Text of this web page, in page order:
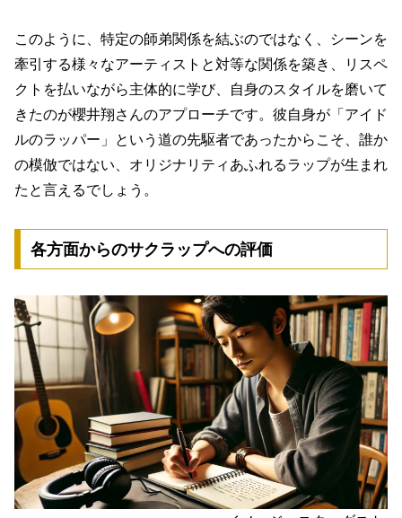
このように、特定の師弟関係を結ぶのではなく、
シーンを
牽引する様々なアーティストと対等な関係を築き、リスペ
クトを払いながら主体的に学び、自身のスタイルを磨いて
きたのが櫻井翔さんのアプローチです。彼自身が「アイド
ルのラッパー」という道の先駆者であったからこそ、誰か
の模倣ではない、オリジナリティあふれるラップが生まれ
たと言えるでしょう。
各方面からのサクラップへの評価